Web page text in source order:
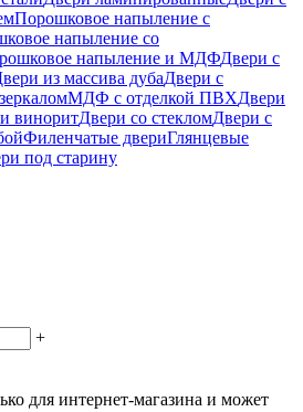
Порошковое напыление с
напыление со
напыление и МДФДвери с
из массива дубаДвери с
МДФ с отделкой ПВХДвери
виноритДвери со стекломДвери с
Филенчатые двериГлянцевые
под старину
+
для интернет-магазина и может